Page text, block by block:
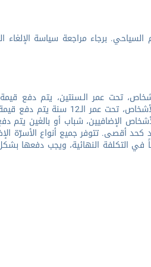
برجاء مراجعة سياسة الإلغاء
تحت عمر الـسنتين، يتم دفع
التواصل مع المنشاة بخصوص هذا الشان. عند استخدام الأسرّة الإضافية
الإضافيين، شباب أو بالغين يتم
أقصى. تتوفر جميع أنواع الأسرّة
في التكلفة النهائية، ويجب دفعها